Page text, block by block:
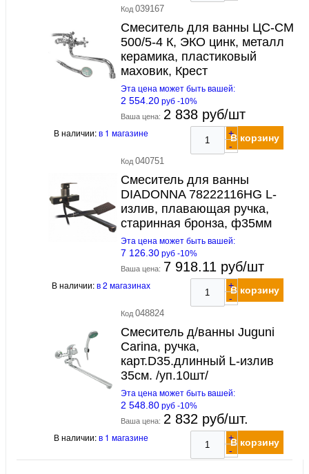
Код 039167
Смеситель для ванны ЦС-СМ
500/5-4 К, ЭКО цинк, металл
керамика, пластиковый
маховик, Крест
Эта цена может быть вашей:
2 554.20 руб -10%
Ваша цена: 2 838 руб/шт
В наличии:в 1 магазине
+
-
В корзину
Код 040751
Смеситель для ванны
DIADONNA 78222116HG L-
излив, плавающая ручка,
старинная бронза, ф35мм
Эта цена может быть вашей:
7 126.30 руб -10%
Ваша цена: 7 918.11 руб/шт
В наличии:в 2 магазинах
+
-
В корзину
Код 048824
Смеситель д/ванны Juguni
Carina, ручка,
карт.D35.длинный L-излив
35см. /уп.10шт/
Эта цена может быть вашей:
2 548.80 руб -10%
Ваша цена: 2 832 руб/шт.
В наличии:в 1 магазине
+
-
В корзину